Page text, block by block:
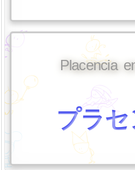
Placencia
プラ